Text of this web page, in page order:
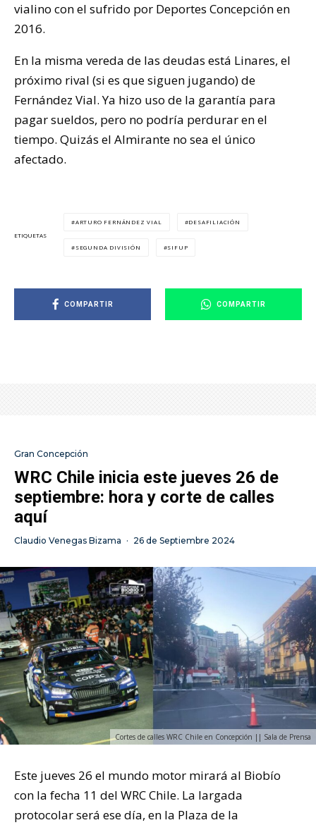
vialino con el sufrido por Deportes Concepción en
2016.
En la misma vereda de las deudas está Linares, el
próximo rival (si es que siguen jugando) de
Fernández Vial. Ya hizo uso de la garantía para
pagar sueldos, pero no podría perdurar en el
tiempo. Quizás el Almirante no sea el único
afectado.
ETIQUETAS
ARTURO FERNÁNDEZ VIAL DESAFILIACIÓN
SEGUNDA DIVISIÓN SIFUP
COMPARTIR COMPARTIR
Gran Concepción
WRC Chile inicia este jueves 26 de
septiembre: hora y corte de calles
aquí
Claudio Venegas Bizama · 26 de Septiembre 2024
Cortes de calles WRC Chile en Concepción || Sala de Prensa
Este jueves 26 el mundo motor mirará al Biobío
con la fecha 11 del WRC Chile. La largada
protocolar será ese día, en la Plaza de la